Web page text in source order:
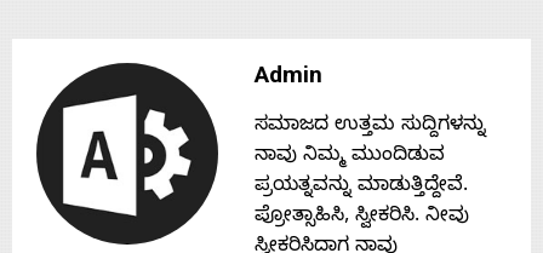
Contact
Us
Admin
ಸಮಾಜದ ಉತ್ತಮ ಸುದ್ದಿಗಳನ್ನು
ನಾವು ನಿಮ್ಮ ಮುಂದಿಡುವ
ಪ್ರಯತ್ನವನ್ನು ಮಾಡುತ್ತಿದ್ದೇವೆ.
ಪ್ರೋತ್ಸಾಹಿಸಿ, ಸ್ವೀಕರಿಸಿ. ನೀವು